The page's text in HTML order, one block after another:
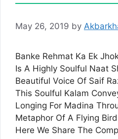
May 26, 2019 by
Banke Rehmat Ka Ek
Is A Highly Soulful Naat
Beautiful Voice Of Saif
This Soulful Kalam
Longing For Madina
Metaphor Of A Flying
Here We Share The